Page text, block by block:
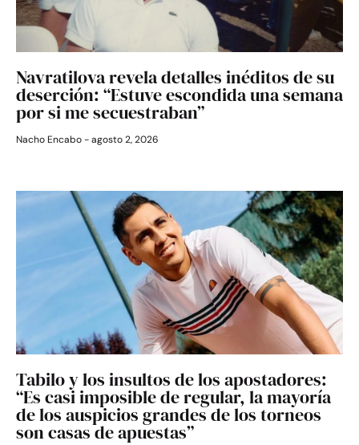
Navratilova revela detalles inéditos de su
deserción: “Estuve escondida una semana
por si me secuestraban”
Nacho Encabo agosto 2, 2026
Tabilo y los insultos de los apostadores:
“Es casi imposible de regular, la mayoría
de los auspicios grandes de los torneos
son casas de apuestas”